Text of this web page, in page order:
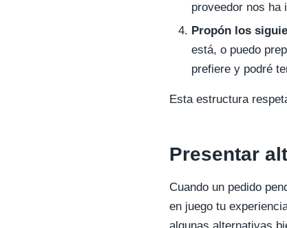
proveedor nos ha
Propón los
está, o puedo
prefiere y podré
Esta estructura
Presentar
Cuando un pedido
en juego tu